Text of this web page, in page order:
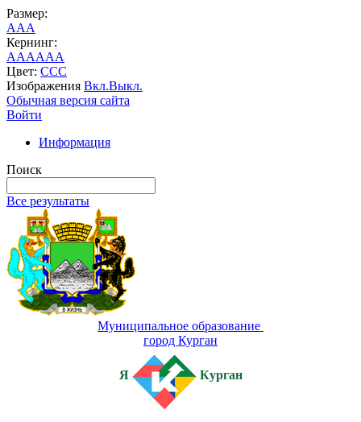
Размер:
AAA
Кернинг:
AAAAAA
Цвет: CCC
Изображения Вкл.Выкл.
Обычная версия сайта
Войти
Информация
Поиск
Все результаты
Муниципальное образование
город Курган
Я Курган